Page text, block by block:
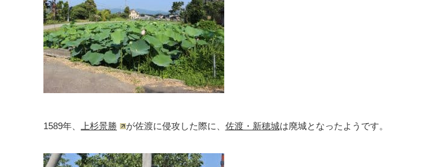
1589年、 上杉景勝 が佐渡に侵攻した際に、 佐渡・新穂城は廃城となったようです。